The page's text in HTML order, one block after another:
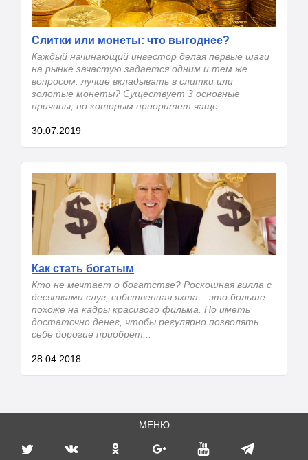
Слитки или монеты: что выгоднее?
Каждый начинающий инвестор делая первые шаги
на рынке зачастую задается одним и тем же
вопросом: лучше вкладывать в слитки или
золотые монеты? Существует 3 основные
причины, по которым приоритет чаще ...
30.07.2019
Как стать богатым
Кто не мечтает о богатстве? Роскошная вилла с
десятками слуг, собственная яхта – это больше
похоже на кадры красивого фильма. Но иметь
достаточно денег, чтобы регулярно позволять
себе дорогие приобрет...
28.04.2018
МЕНЮ